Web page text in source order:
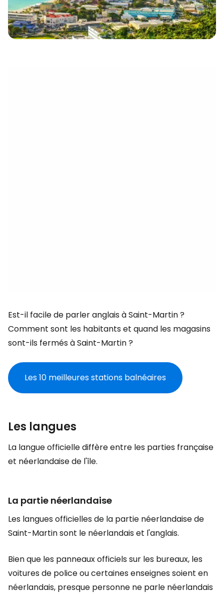
Est-il facile de parler anglais à Saint-Martin ?
Comment sont les habitants et quand les magasins
sont-ils fermés à Saint-Martin ?
Les 10 meilleures stations balnéaires
Les langues
La langue officielle diffère entre les parties française
et néerlandaise de l'île.
La partie néerlandaise
Les langues officielles de la partie néerlandaise de
Saint-Martin sont le néerlandais et l'anglais.
Bien que les panneaux officiels sur les bureaux, les
voitures de police ou certaines enseignes soient en
néerlandais, presque personne ne parle néerlandais